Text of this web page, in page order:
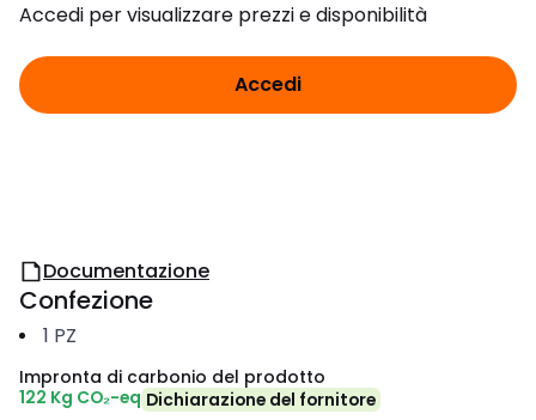
Accedi per visualizzare prezzi e disponibilità
Accedi
Documentazione
Confezione
1 PZ
Impronta di carbonio del prodotto
122 Kg CO₂-eq Dichiarazione del fornitore